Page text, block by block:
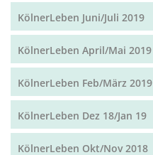
KölnerLeben Juni/Juli 2019
KölnerLeben April/Mai 2019
KölnerLeben Feb/März 2019
KölnerLeben Dez 18/Jan 19
KölnerLeben Okt/Nov 2018